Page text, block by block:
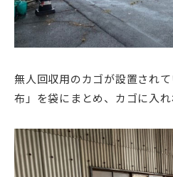
無人回収用のカゴが設置され
布」を袋にまとめ、カゴに入れ